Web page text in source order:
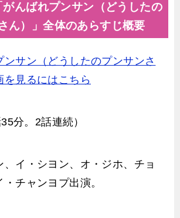
んばれプンサン（どうしたの
ん）」全体のあらすじ概要
ンサン（どうしたのプンサンさ
を見るにはこちら
分。2話連続）
、イ・シヨン、オ・ジホ、チョ
チャンヨプ出演。